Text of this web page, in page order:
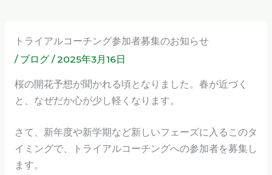
トライアルコーチング参加者募集のお知らせ
/ ブログ/2025年3月16日
桜の開花予想が聞かれる頃となりました。春が近づく
と、なぜだか心が少し軽くなります。
さて、新年度や新学期など新しいフェーズに入るこのタ
イミングで、トライアルコーチングへの参加者を募集し
ます。